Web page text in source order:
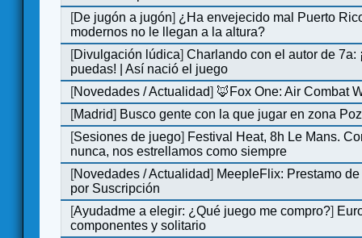
[De jugón a jugón] ¿Ha envejecido mal Puerto
modernos no le llegan a la altura?
[Divulgación lúdica]Charlando con el autor de 7a:
puedas! | Así nació el juego
[Novedades / Actualidad] 🦊Fox One: Air Combat
[Madrid] Busco gente con la que jugar en zona
[Sesiones de juego] Festival Heat, 8h Le Mans.
nunca, nos estrellamos como siempre
[Novedades / Actualidad] MeepleFlix: Prestamo
por Suscripción
[Ayudadme a elegir: ¿Qué juego me compro?]
componentes y solitario